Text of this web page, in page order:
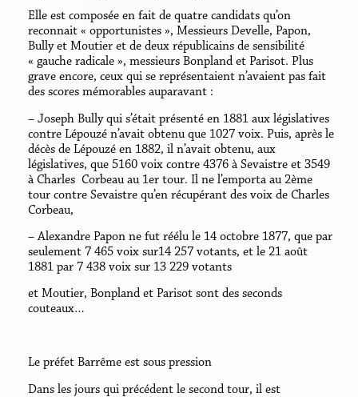
Elle est composée en fait de quatre candidats qu’on
reconnait « opportunistes », Messieurs Develle, Papon,
Bully et Moutier et de deux républicains de sensibilité
« gauche radicale », messieurs Bonpland et Parisot. Plus
grave encore, ceux qui se représentaient n’avaient pas fait
des scores mémorables auparavant :
– Joseph Bully qui s’était présenté en 1881 aux législatives
contre Lépouzé n’avait obtenu que 1027 voix. Puis, après le
décès de Lépouzé en 1882, il n’avait obtenu, aux
législatives, que 5160 voix contre 4376 à Sevaistre et 3549
à Charles Corbeau au 1er tour. Il ne l’emporta au 2ème
tour contre Sevaistre qu’en récupérant des voix de Charles
Corbeau,
– Alexandre Papon ne fut réélu le 14 octobre 1877, que par
seulement 7 465 voix sur14 257 votants, et le 21 août
1881 par 7 438 voix sur 13 229 votants
et Moutier, Bonpland et Parisot sont des seconds
couteaux…
Le préfet Barrême est sous pression
Dans les jours qui précédent le second tour, il est